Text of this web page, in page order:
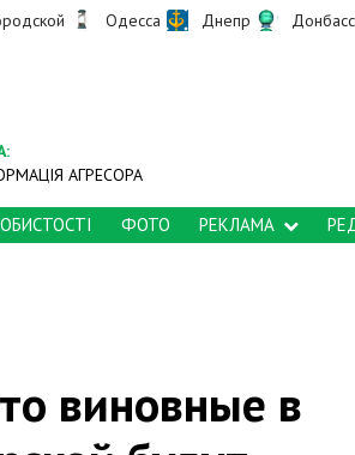
Одесса Днепр Донбасс
АГРЕСОРА
ФОТО РЕКЛАМА
виновные в